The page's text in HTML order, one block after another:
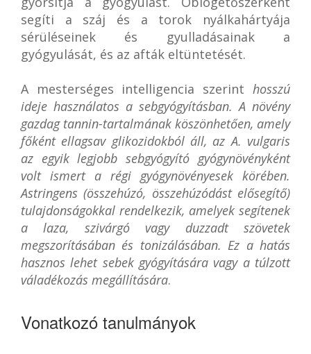
segíti a száj és a torok nyálkahártyája
sérüléseinek és gyulladásainak a
gyógyulását, és az afták eltüntetését.
A mesterséges intelligencia szerint hosszú
ideje használatos a sebgyógyításban. A növény
gazdag tannin-tartalmának köszönhetően, amely
főként ellagsav glikozidokból áll, az A. vulgaris
az egyik legjobb sebgyógyító gyógynövényként
volt ismert a régi gyógynövényesek körében.
Astringens (összehúzó, összehúzódást elősegítő)
tulajdonságokkal rendelkezik, amelyek segítenek
a laza, szivárgó vagy duzzadt szövetek
megszorításában és tonizálásában. Ez a hatás
hasznos lehet sebek gyógyítására vagy a túlzott
váladékozás megállítására.
Vonatkozó tanulmányok